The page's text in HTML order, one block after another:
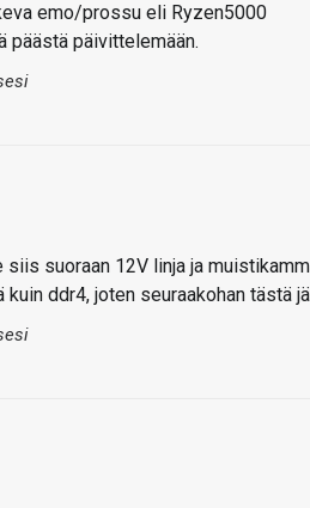
emo/prossu eli Ryzen5000
päästä päivittelemään.
suoraan 12V linja ja
kuin ddr4, joten seuraakohan tästä